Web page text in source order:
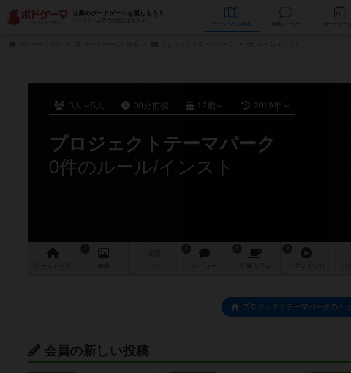
世界のボードゲームを楽しもう！
ボードゲーム専門の総合情報サイト
データベース
3人～5人 30分前後 12歳～ 2019年～
プロジェクトテーマパーク
0件のルール/インスト
ゲーム 画像 レビュー 店舗/ カフェ
プロジェクトテーマパークのト
会員の新しい投稿